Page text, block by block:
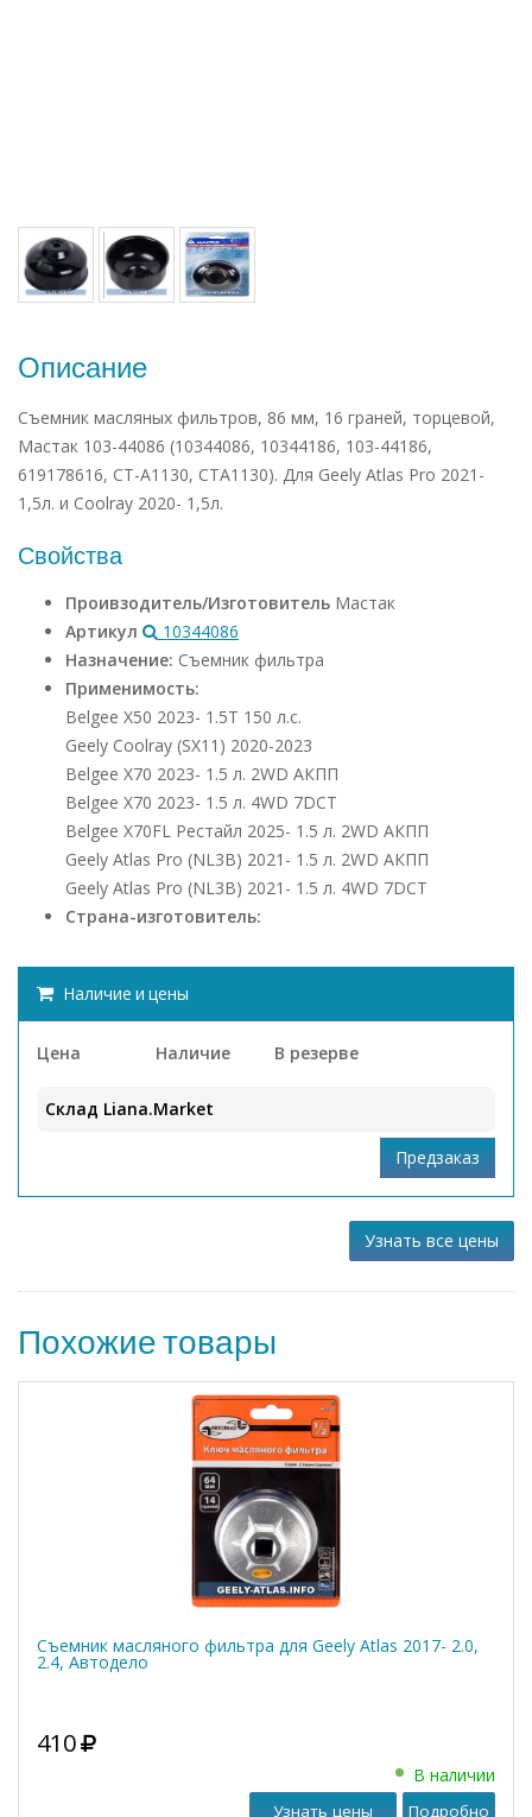
Описание
Съемник масляных фильтров, 86 мм, 16 граней, торцевой,
Мастак 103-44086 (10344086, 10344186, 103-44186,
619178616, CT-A1130, CTA1130). Для Geely Atlas Pro 2021-
1,5л. и Coolray 2020- 1,5л.
Свойства
Проивзодитель/Изготовитель Мастак
Артикул
10344086
Назначение: Съемник фильтра
Применимость:
Belgee X50 2023- 1.5Т 150 л.с.
Geely Coolray (SX11) 2020-2023
Belgee X70 2023- 1.5 л. 2WD АКПП
Belgee X70 2023- 1.5 л. 4WD 7DCT
Belgee X70FL Рестайл 2025- 1.5 л. 2WD АКПП
Geely Atlas Pro (NL3B) 2021- 1.5 л. 2WD АКПП
Geely Atlas Pro (NL3B) 2021- 1.5 л. 4WD 7DCT
Страна-изготовитель:
Наличие и цены
Цена Наличие В резерве
Склад Liana.Market
Узнать все цены
Похожие товары
Съемник масляного фильтра для Geely Atlas 2017- 2.0,
2.4, Автодело
410
В наличии
Узнать цены Подробно